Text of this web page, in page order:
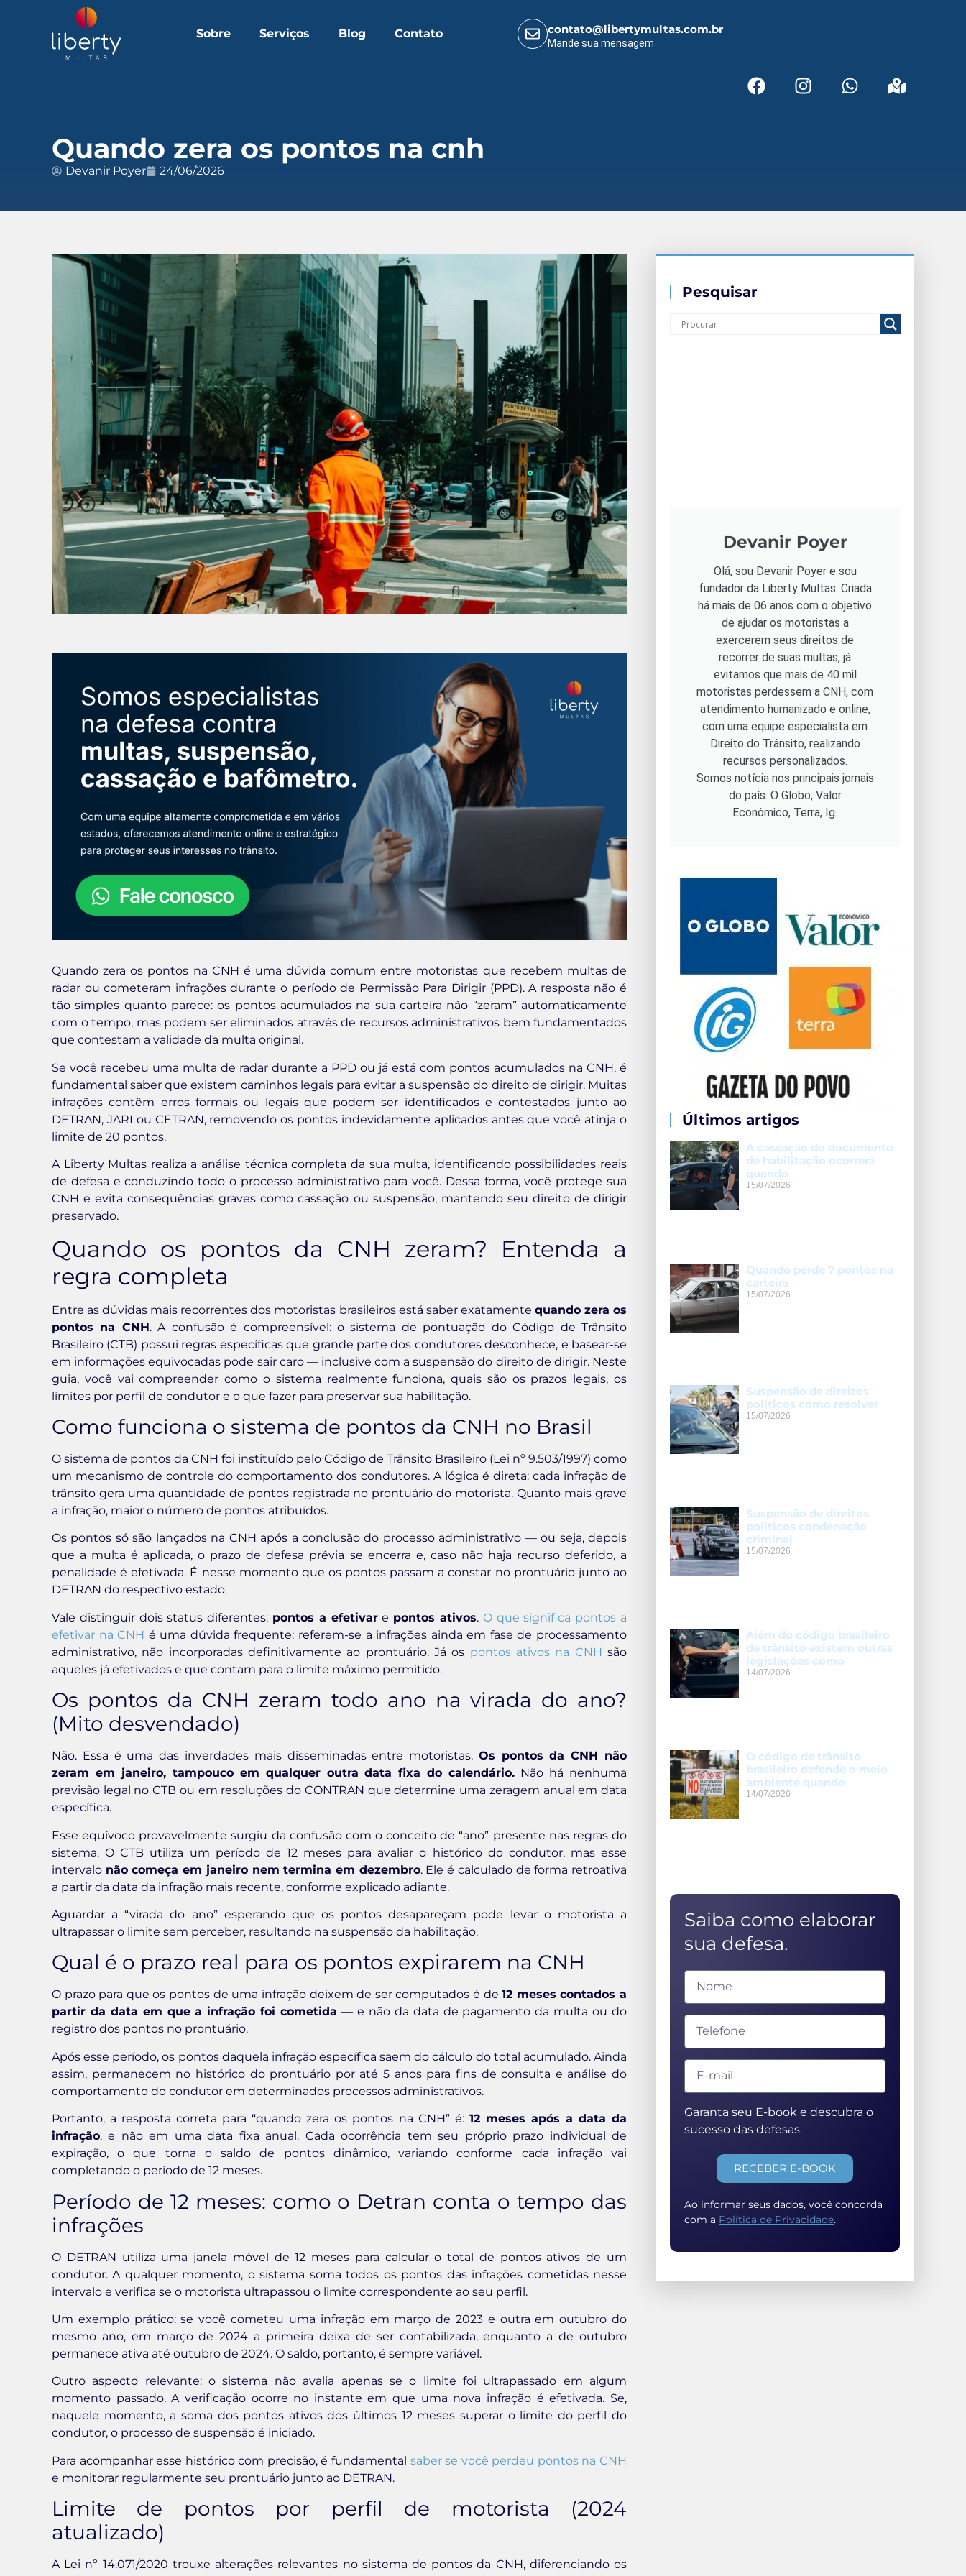
Sobre Serviços Blog Contato contato@libertymultas.com.br
Mande sua mensagem
Quando zera os pontos na cnh
Devanir Poyer 24/06/2026
Quando zera os pontos na CNH é uma dúvida comum entre motoristas que recebem multas de
radar ou cometeram infrações durante o período de Permissão Para Dirigir (PPD). A resposta não é
tão simples quanto parece: os pontos acumulados na sua carteira não “zeram” automaticamente
com o tempo, mas podem ser eliminados através de recursos administrativos bem fundamentados
que contestam a validade da multa original.
Se você recebeu uma multa de radar durante a PPD ou já está com pontos acumulados na CNH, é
fundamental saber que existem caminhos legais para evitar a suspensão do direito de dirigir. Muitas
infrações contêm erros formais ou legais que podem ser identificados e contestados junto ao
DETRAN, JARI ou CETRAN, removendo os pontos indevidamente aplicados antes que você atinja o
limite de 20 pontos.
A Liberty Multas realiza a análise técnica completa da sua multa, identificando possibilidades reais
de defesa e conduzindo todo o processo administrativo para você. Dessa forma, você protege sua
CNH e evita consequências graves como cassação ou suspensão, mantendo seu direito de dirigir
preservado.
Quando os pontos da CNH zeram? Entenda a
regra completa
Entre as dúvidas mais recorrentes dos motoristas brasileiros está saber exatamente quando zera os
pontos na CNH. A confusão é compreensível: o sistema de pontuação do Código de Trânsito
Brasileiro (CTB) possui regras específicas que grande parte dos condutores desconhece, e basear-se
em informações equivocadas pode sair caro — inclusive com a suspensão do direito de dirigir. Neste
guia, você vai compreender como o sistema realmente funciona, quais são os prazos legais, os
limites por perfil de condutor e o que fazer para preservar sua habilitação.
Como funciona o sistema de pontos da CNH no Brasil
O sistema de pontos da CNH foi instituído pelo Código de Trânsito Brasileiro (Lei nº 9.503/1997) como
um mecanismo de controle do comportamento dos condutores. A lógica é direta: cada infração de
trânsito gera uma quantidade de pontos registrada no prontuário do motorista. Quanto mais grave
a infração, maior o número de pontos atribuídos.
Os pontos só são lançados na CNH após a conclusão do processo administrativo — ou seja, depois
que a multa é aplicada, o prazo de defesa prévia se encerra e, caso não haja recurso deferido, a
penalidade é efetivada. É nesse momento que os pontos passam a constar no prontuário junto ao
DETRAN do respectivo estado.
Vale distinguir dois status diferentes: pontos a efetivare pontos ativos. O que significa pontos a
efetivar na CNH é uma dúvida frequente: referem-se a infrações ainda em fase de processamento
administrativo, não incorporadas definitivamente ao prontuário. Já os pontos ativos na CNH são
aqueles já efetivados e que contam para o limite máximo permitido.
Os pontos da CNH zeram todo ano na virada do ano?
(Mito desvendado)
Não. Essa é uma das inverdades mais disseminadas entre motoristas. Os pontos da CNH não
zeram em janeiro, tampouco em qualquer outra data fixa do calendário. Não há nenhuma
previsão legal no CTB ou em resoluções do CONTRAN que determine uma zeragem anual em data
específica.
Esse equívoco provavelmente surgiu da confusão com o conceito de “ano” presente nas regras do
sistema. O CTB utiliza um período de 12 meses para avaliar o histórico do condutor, mas esse
intervalo não começa em janeiro nem termina em dezembro. Ele é calculado de forma retroativa
a partir da data da infração mais recente, conforme explicado adiante.
Aguardar a “virada do ano” esperando que os pontos desapareçam pode levar o motorista a
ultrapassar o limite sem perceber, resultando na suspensão da habilitação.
Qual é o prazo real para os pontos expirarem na CNH
O prazo para que os pontos de uma infração deixem de ser computados é de12 meses contados a
partir da data em que a infração foi cometida — e não da data de pagamento da multa ou do
registro dos pontos no prontuário.
Após esse período, os pontos daquela infração específica saem do cálculo do total acumulado. Ainda
assim, permanecem no histórico do prontuário por até 5 anos para fins de consulta e análise do
comportamento do condutor em determinados processos administrativos.
Portanto, a resposta correta para “quando zera os pontos na CNH” é: 12 meses após a data da
infração, e não em uma data fixa anual. Cada ocorrência tem seu próprio prazo individual de
expiração, o que torna o saldo de pontos dinâmico, variando conforme cada infração vai
completando o período de 12 meses.
Período de 12 meses: como o Detran conta o tempo das
infrações
O DETRAN utiliza uma janela móvel de 12 meses para calcular o total de pontos ativos de um
condutor. A qualquer momento, o sistema soma todos os pontos das infrações cometidas nesse
intervalo e verifica se o motorista ultrapassou o limite correspondente ao seu perfil.
Um exemplo prático: se você cometeu uma infração em março de 2023 e outra em outubro do
mesmo ano, em março de 2024 a primeira deixa de ser contabilizada, enquanto a de outubro
permanece ativa até outubro de 2024. O saldo, portanto, é sempre variável.
Outro aspecto relevante: o sistema não avalia apenas se o limite foi ultrapassado em algum
momento passado. A verificação ocorre no instante em que uma nova infração é efetivada. Se,
naquele momento, a soma dos pontos ativos dos últimos 12 meses superar o limite do perfil do
condutor, o processo de suspensão é iniciado.
Para acompanhar esse histórico com precisão, é fundamental saber se você perdeu pontos na CNH
e monitorar regularmente seu prontuário junto ao DETRAN.
Limite de pontos por perfil de motorista (2024
atualizado)
A Lei nº 14.071/2020 trouxe alterações relevantes no sistema de pontos da CNH, diferenciando os
Pesquisar
Devanir Poyer
Olá, sou Devanir Poyer e sou
fundador da Liberty Multas. Criada
há mais de 06 anos com o objetivo
de ajudar os motoristas a
exercerem seus direitos de
recorrer de suas multas, já
evitamos que mais de 40 mil
motoristas perdessem a CNH, com
atendimento humanizado e online,
com uma equipe especialista em
Direito do Trânsito, realizando
recursos personalizados.
Somos notícia nos principais jornais
do país: O Globo, Valor
Econômico, Terra, Ig.
Últimos artigos
A cassação do documento
de habilitação ocorrerá
quando
15/07/2026
Quando perde 7 pontos na
carteira
15/07/2026
Suspensão de direitos
políticos como resolver
15/07/2026
Suspensão de direitos
políticos condenação
criminal
15/07/2026
Além do código brasileiro
de trânsito existem outras
legislações como
14/07/2026
O código de trânsito
brasileiro defende o meio
ambiente quando
14/07/2026
Saiba como elaborar
sua defesa.
Garanta seu E-book e descubra o
sucesso das defesas.
RECEBER E-BOOK
Ao informar seus dados, você concorda
com a Política de Privacidade.